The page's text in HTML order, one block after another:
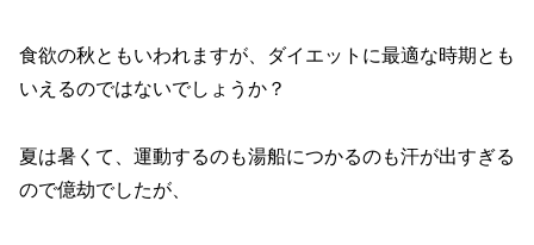
食欲の秋ともいわれますが、ダイエットに最適な時期とも
いえるのではないでしょうか？
夏は暑くて、運動するのも湯船につかるのも汗が出すぎる
ので億劫でしたが、